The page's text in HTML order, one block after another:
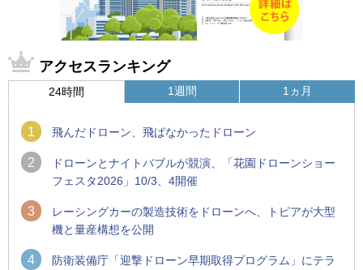
アクセスランキング
24時間
1 飛んだドローン、飛ばなかったドローン
2
ドローンとナイトバブルが競演、「花園ドローンショー
フェスタ2026」10/3、4開催
3
レーシングカーの製造技術をドローンへ、トピアが大型
機と量産構想を公開
4
防衛装備庁「迎撃ドローン早期取得プログラム」にテラ
1週間 1ヵ月